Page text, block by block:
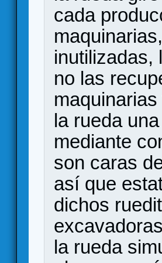
cada
inutilizadas,
no las
la rueda
mediante
son caras
así que
dichos
la rueda